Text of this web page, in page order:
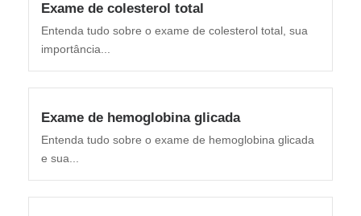
Exame de colesterol total
Entenda tudo sobre o exame de colesterol total, sua
importância...
Exame de hemoglobina glicada
Entenda tudo sobre o exame de hemoglobina glicada
e sua...